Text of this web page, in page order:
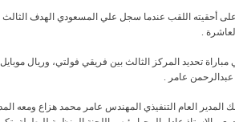
على أحقيته اللقب عندما سجل علي المسعودي الهدف
.
مباراة تحديد المركز الثالث بين فريقي فولتي، وريال
عبدالرحمن عامر .
العام التنفيذي المهندس عامر محمد هزاع ومعه